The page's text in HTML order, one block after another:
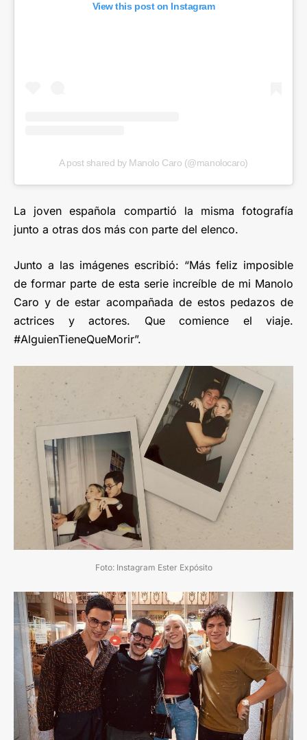
View this post on Instagram
A post shared by Manolo Caro (@manolocaro)
La joven española compartió la misma fotografía
junto a otras dos más con parte del elenco.
Junto a las imágenes escribió: “Más feliz imposible
de formar parte de esta serie increíble de mi Manolo
Caro y de estar acompañada de estos pedazos de
actrices y actores. Que comience el viaje.
#AlguienTieneQueMorir”.
Foto: Instagram Ester Expósito